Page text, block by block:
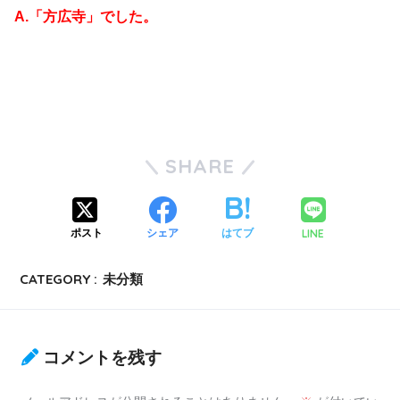
A.「方広寺」でした。
SHARE
ポスト シェア はてブ LINE
CATEGORY : 未分類
コメントを残す